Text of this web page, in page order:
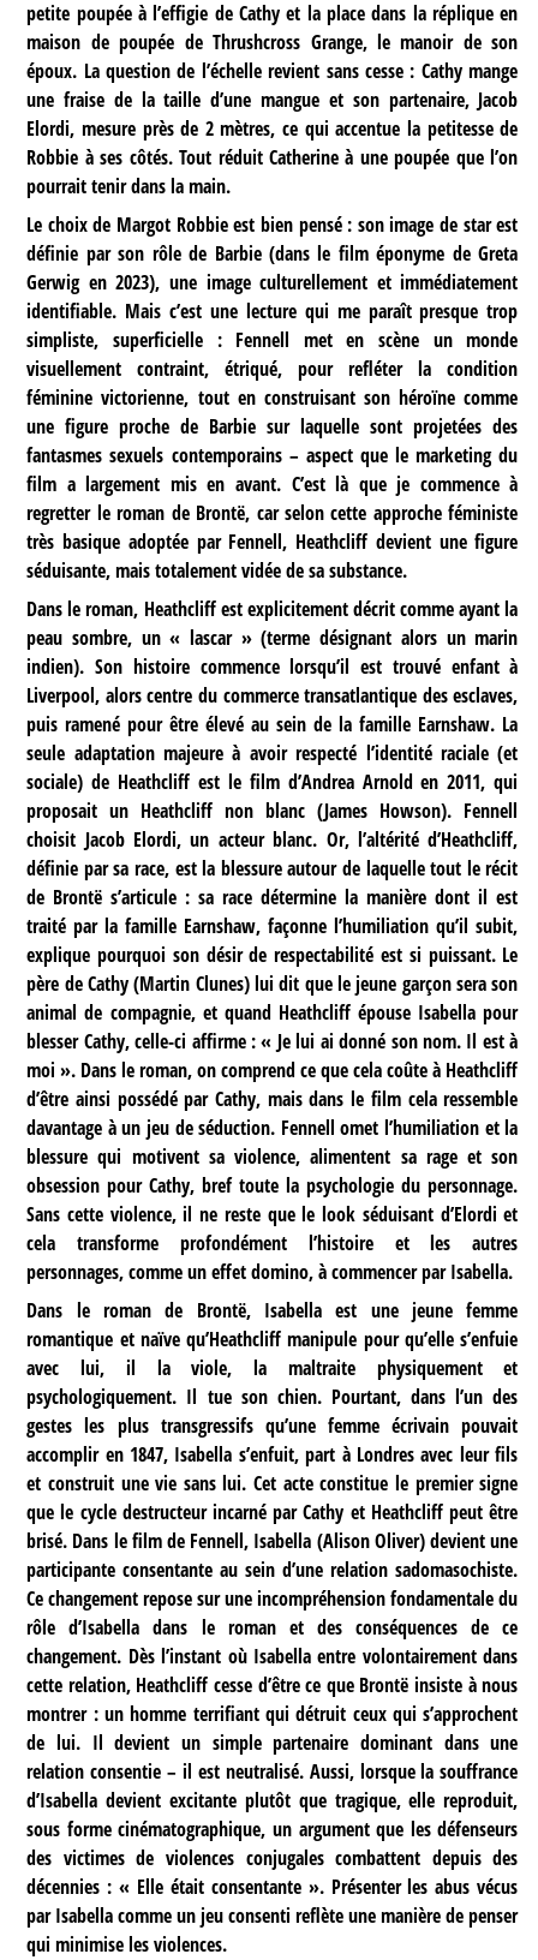
petite poupée à l’effigie de Cathy et la place dans la réplique en
maison de poupée de Thrushcross Grange, le manoir de son
époux. La question de l’échelle revient sans cesse : Cathy mange
une fraise de la taille d’une mangue et son partenaire, Jacob
Elordi, mesure près de 2 mètres, ce qui accentue la petitesse de
Robbie à ses côtés. Tout réduit Catherine à une poupée que l’on
pourrait tenir dans la main.
Le choix de Margot Robbie est bien pensé : son image de star est
définie par son rôle de Barbie (dans le film éponyme de Greta
Gerwig en 2023), une image culturellement et immédiatement
identifiable. Mais c’est une lecture qui me paraît presque trop
simpliste, superficielle : Fennell met en scène un monde
visuellement contraint, étriqué, pour refléter la condition
féminine victorienne, tout en construisant son héroïne comme
une figure proche de Barbie sur laquelle sont projetées des
fantasmes sexuels contemporains – aspect que le marketing du
film a largement mis en avant. C’est là que je commence à
regretter le roman de Brontë, car selon cette approche féministe
très basique adoptée par Fennell, Heathcliff devient une figure
séduisante, mais totalement vidée de sa substance.
Dans le roman, Heathcliff est explicitement décrit comme ayant la
peau sombre, un « lascar » (terme désignant alors un marin
indien). Son histoire commence lorsqu’il est trouvé enfant à
Liverpool, alors centre du commerce transatlantique des esclaves,
puis ramené pour être élevé au sein de la famille Earnshaw. La
seule adaptation majeure à avoir respecté l’identité raciale (et
sociale) de Heathcliff est le film d’Andrea Arnold en 2011, qui
proposait un Heathcliff non blanc (James Howson). Fennell
choisit Jacob Elordi, un acteur blanc. Or, l’altérité d’Heathcliff,
définie par sa race, est la blessure autour de laquelle tout le récit
de Brontë s’articule : sa race détermine la manière dont il est
traité par la famille Earnshaw, façonne l’humiliation qu’il subit,
explique pourquoi son désir de respectabilité est si puissant. Le
père de Cathy (Martin Clunes) lui dit que le jeune garçon sera son
animal de compagnie, et quand Heathcliff épouse Isabella pour
blesser Cathy, celle-ci affirme : « Je lui ai donné son nom. Il est à
moi ». Dans le roman, on comprend ce que cela coûte à Heathcliff
d’être ainsi possédé par Cathy, mais dans le film cela ressemble
davantage à un jeu de séduction. Fennell omet l’humiliation et la
blessure qui motivent sa violence, alimentent sa rage et son
obsession pour Cathy, bref toute la psychologie du personnage.
Sans cette violence, il ne reste que le look séduisant d’Elordi et
cela transforme profondément l’histoire et les autres
personnages, comme un effet domino, à commencer par Isabella.
Dans le roman de Brontë, Isabella est une jeune femme
romantique et naïve qu’Heathcliff manipule pour qu’elle s’enfuie
avec lui, il la viole, la maltraite physiquement et
psychologiquement. Il tue son chien. Pourtant, dans l’un des
gestes les plus transgressifs qu’une femme écrivain pouvait
accomplir en 1847, Isabella s’enfuit, part à Londres avec leur fils
et construit une vie sans lui. Cet acte constitue le premier signe
que le cycle destructeur incarné par Cathy et Heathcliff peut être
brisé. Dans le film de Fennell, Isabella (Alison Oliver) devient une
participante consentante au sein d’une relation sadomasochiste.
Ce changement repose sur une incompréhension fondamentale du
rôle d’Isabella dans le roman et des conséquences de ce
changement. Dès l’instant où Isabella entre volontairement dans
cette relation, Heathcliff cesse d’être ce que Brontë insiste à nous
montrer : un homme terrifiant qui détruit ceux qui s’approchent
de lui. Il devient un simple partenaire dominant dans une
relation consentie – il est neutralisé. Aussi, lorsque la souffrance
d’Isabella devient excitante plutôt que tragique, elle reproduit,
sous forme cinématographique, un argument que les défenseurs
des victimes de violences conjugales combattent depuis des
décennies : « Elle était consentante ». Présenter les abus vécus
par Isabella comme un jeu consenti reflète une manière de penser
qui minimise les violences.